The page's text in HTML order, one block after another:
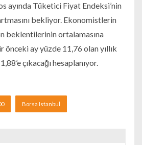
ayında Tüketici Fiyat Endeksi’nin
bekliyor. Ekonomistlerin
beklentilerinin ortalamasına
önceki ay yüzde 11,76 olan yıllık
çıkacağı hesaplanıyor.
Borsa Istanbul